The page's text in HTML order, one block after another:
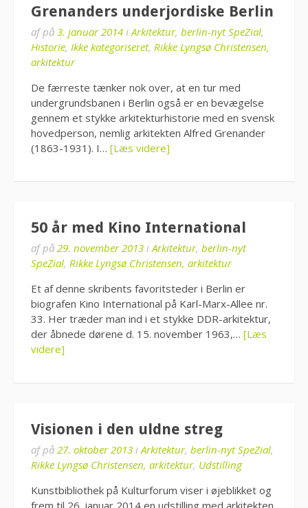
Grenanders underjordiske Berlin
afpå 3. januar 2014 i Arkitektur, berlin-nyt SpeZial,
Historie, Ikke kategoriseret, Rikke Lyngsø Christensen,
arkitektur
De færreste tænker nok over, at en tur med
undergrundsbanen i Berlin også er en bevægelse
gennem et stykke arkitekturhistorie med en svensk
hovedperson, nemlig arkitekten Alfred Grenander
(1863-1931). I… [Læs videre]
50 år med Kino International
afpå 29. november 2013 iArkitektur, berlin-nyt
SpeZial, Rikke Lyngsø Christensen, arkitektur
Et af denne skribents favoritsteder i Berlin er
biografen Kino International på Karl-Marx-Allee nr.
33. Her træder man ind i et stykke DDR-arkitektur,
der åbnede dørene d. 15. november 1963,… [Læs
videre]
Visionen i den uldne streg
afpå 27. oktober 2013 i Arkitektur, berlin-nyt SpeZial,
Rikke Lyngsø Christensen, arkitektur, Udstilling
Kunstbibliothek på Kulturforum viser i øjeblikket og
frem til 26. januar 2014 en udstilling med arkitekten